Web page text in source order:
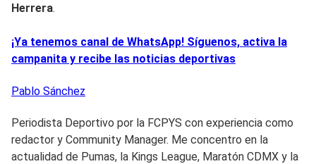
Herrera.
¡Ya tenemos canal de WhatsApp! Síguenos, activa la
campanita y recibe las noticias deportivas
Pablo Sánchez
Periodista Deportivo por la FCPYS con experiencia como
redactor y Community Manager. Me concentro en la
actualidad de Pumas, la Kings League, Maratón CDMX y la